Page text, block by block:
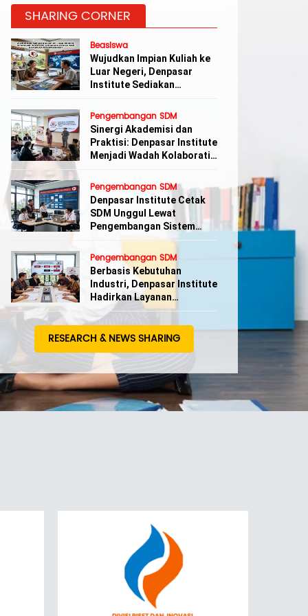
SHARING CORNER
Beasiswa
Wujudkan Impian Kuliah ke
Luar Negeri, Denpasar
Institute Sediakan
Komprehensif
Pengembangan SDM
Sinergi Akademisi dan
Praktisi: Denpasar Institute
Menjadi Wadah Kolaboratif
Pengembangan SDM
Denpasar Institute Cetak
SDM Unggul Lewat
Pengembangan Sistem
Aplikasi Terintegrasi
Pengembangan SDM
Berbasis Kebutuhan
Industri, Denpasar Institute
Hadirkan Layanan
Penjaminan Mutu Lembaga
Kursus
RESEARCH & NEWS SHARING